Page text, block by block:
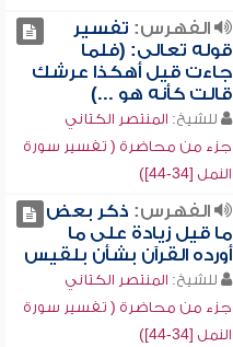
الفهرس: تفسير
قوله تعالى: (فلما
جاءت قيل أهكذا عرشك
قالت كأنه هو ...)
للشيخ: المنتصر الكتاني
جزء من محاضرة ( تفسير سورة
النمل [34-44])
الفهرس: ذكر بعض
ما قيل زيادة على ما
أورده القرآن بشأن بلقيس
للشيخ: المنتصر الكتاني
جزء من محاضرة ( تفسير سورة
النمل [34-44])